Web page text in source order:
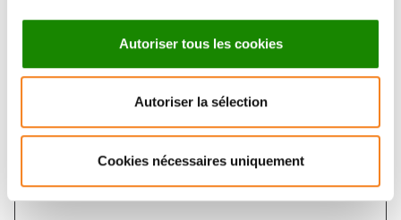
Autoriser tous les cookies
Autoriser la sélection
Cookies nécessaires uniquement
Email*